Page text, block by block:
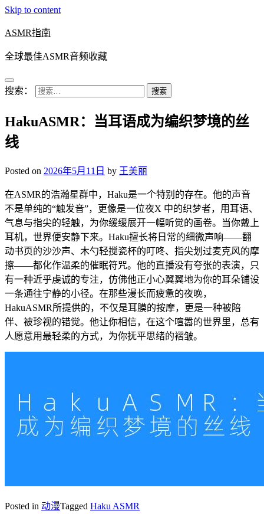
Skip to content
ASMR指南
全球最佳ASMR音频收藏
搜索：
HakuASMR：当耳语成为编织梦境的丝
线
Posted on 2026年5月11日 by 王美丽
在ASMR的浩瀚星群中，Haku是一个特别的存在。他的声音
不是单纯的“触发音”，更像是一位夜X 中的织梦者，用耳语、
气息与指尖的轻触，为你缓缓展开一幅听觉的画卷。当你戴上
耳机，世界便安静下来。Haku擅长将日常的细微声响——翻
动书页的沙沙声、木勺轻搅瓷杯的叮咚、指尖划过麦克风的摩
擦——都化作温柔的催眠符咒。他的直播没有夸张的表演，只
有一种近乎虔诚的专注，仿佛他正小心翼翼地为你的耳朵铺设
一条通往宁静的小径。在那些漫长而疲惫的夜晚，
HakuASMR所提供的，不仅是耳膜的按摩，更是一种被陪
伴、被珍视的错觉。他让你相信，在这个喧嚣的世界里，总有
人愿意用最轻柔的方式，为你抚平思绪的褶皱。
Posted in 动漫Tagged Haku ASMR